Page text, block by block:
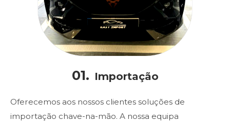
01. Importação
Oferecemos aos nossos clientes soluções de
importação chave-na-mão. A nossa equipa